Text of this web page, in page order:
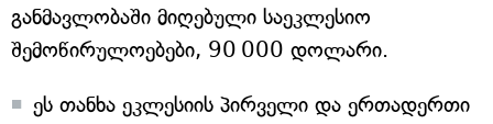
განმავლობაში მიღებული საეკლესიო
შემოწირულოებები, 90 000 დოლარი.
ეს თანხა ეკლესიის პირველი და ერთადერთი